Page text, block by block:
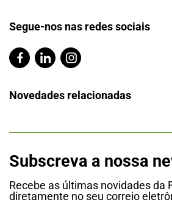
Segue-nos nas redes sociais
Novedades relacionadas
Subscreva a nossa
Recebe as últimas novidades da
diretamente no seu correio